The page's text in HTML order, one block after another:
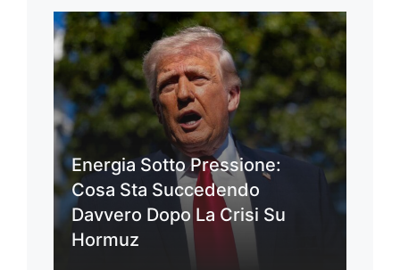
Energia Sotto Pressione:
Cosa Sta Succedendo
Davvero Dopo La Crisi Su
Hormuz